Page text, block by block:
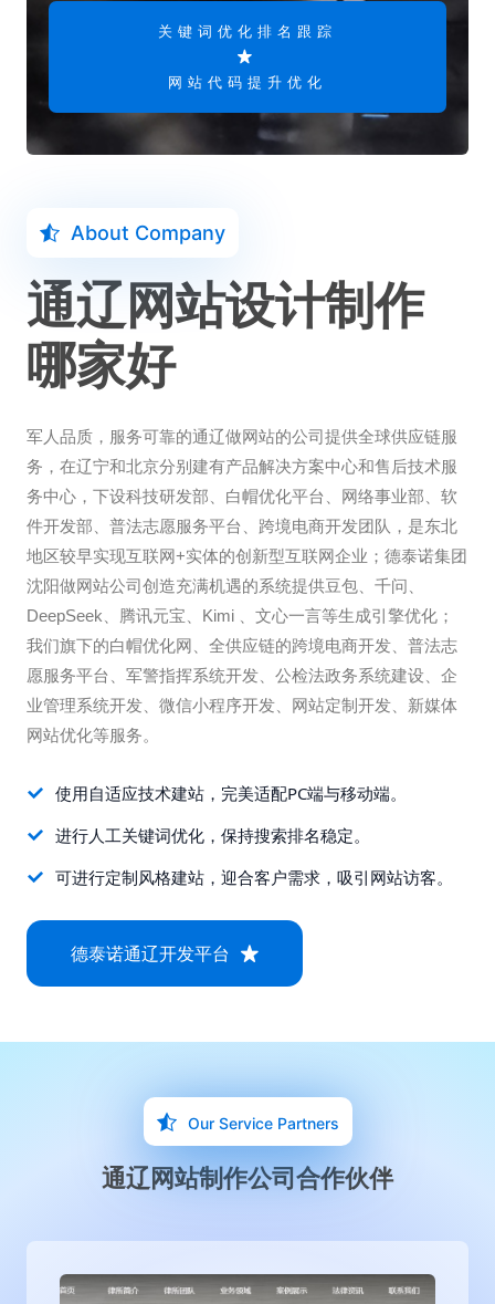
关键词优化排名跟踪
网站代码提升优化
About Company
通辽网站设计制作
哪家好
军人品质，服务可靠的通辽做网站的公司提供全球供应链服
务，在辽宁和北京分别建有产品解决方案中心和售后技术服
务中心，下设科技研发部、白帽优化平台、网络事业部、软
件开发部、普法志愿服务平台、跨境电商开发团队，是东北
地区较早实现互联网+实体的创新型互联网企业；德泰诺集团
沈阳做网站公司创造充满机遇的系统提供豆包、千问、
DeepSeek、腾讯元宝、Kimi 、文心一言等生成引擎优化；
我们旗下的白帽优化网、全供应链的跨境电商开发、普法志
愿服务平台、军警指挥系统开发、公检法政务系统建设、企
业管理系统开发、微信小程序开发、网站定制开发、新媒体
网站优化等服务。
使用自适应技术建站，完美适配PC端与移动端。
进行人工关键词优化，保持搜索排名稳定。
可进行定制风格建站，迎合客户需求，吸引网站访客。
德泰诺通辽开发平台
Our Service Partners
通辽网站制作公司合作伙伴